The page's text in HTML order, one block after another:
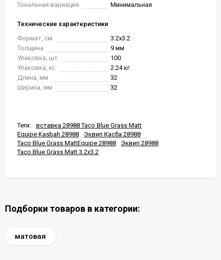
Тональная вариация
Минимальная
Технические характеристики
Формат, см.
3.2x3.2
Толщина
9 мм
Упаковка, шт.
100
Упаковка, кг.
2.24 кг
Длина, мм
32
Ширина, мм
32
Теги:
вставка 28988 Taco Blue Grass Matt
Equipe Kasbah 28988
Эквип Касба 28988
Taco Blue Grass MattEquipe 28988
Эквип 28988
Taco Blue Grass Matt 3.2x3.2
Подборки товаров в категории:
матовая